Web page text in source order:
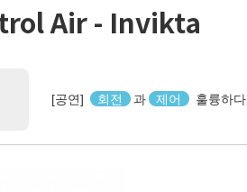
Air - Invikta
[공연] 회전 과 제어 훌륭하다.